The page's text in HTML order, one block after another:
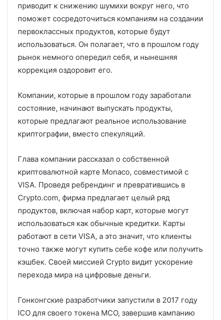
приводит к снижению шумихи вокруг него, что
поможет сосредоточиться компаниям на создании
первоклассных продуктов, которые будут
использоваться. Он полагает, что в прошлом году
рынок немного опередил себя, и нынешняя
коррекция оздоровит его.
Компании, которые в прошлом году заработали
состояние, начинают выпускать продукты,
которые предлагают реальное использование
криптографии, вместо спекуляций.
Глава компании рассказал о собственной
криптовалютной карте Monaco, совместимой с
VISA. Проведя ребрендинг и превратившись в
Crypto.com, фирма предлагает целый ряд
продуктов, включая набор карт, которые могут
использоваться как обычные кредитки. Карты
работают в сети VISA, а это значит, что клиенты
точно также могут купить себе кофе или получить
кэшбек. Своей миссией Crypto видит ускорение
перехода мира на цифровые деньги.
Гонконгские разработчики запустили в 2017 году
ICO для своего токена MCO, завершив кампанию